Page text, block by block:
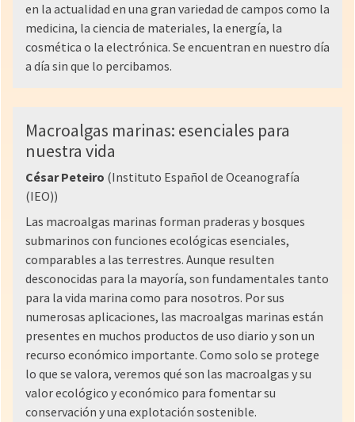
en la actualidad en una gran variedad de campos como la
medicina, la ciencia de materiales, la energía, la
cosmética o la electrónica. Se encuentran en nuestro día
a día sin que lo percibamos.
Macroalgas marinas: esenciales para
nuestra vida
César Peteiro (Instituto Español de Oceanografía
(IEO))
Las macroalgas marinas forman praderas y bosques
submarinos con funciones ecológicas esenciales,
comparables a las terrestres. Aunque resulten
desconocidas para la mayoría, son fundamentales tanto
para la vida marina como para nosotros. Por sus
numerosas aplicaciones, las macroalgas marinas están
presentes en muchos productos de uso diario y son un
recurso económico importante. Como solo se protege
lo que se valora, veremos qué son las macroalgas y su
valor ecológico y económico para fomentar su
conservación y una explotación sostenible.